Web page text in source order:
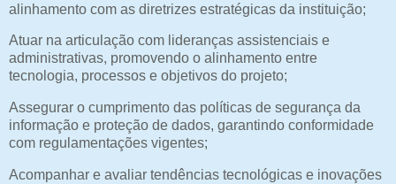
alinhamento com as diretrizes estratégicas da instituição;
Atuar na articulação com lideranças assistenciais e
administrativas, promovendo o alinhamento entre
tecnologia, processos e objetivos do projeto;
Assegurar o cumprimento das políticas de segurança da
informação e proteção de dados, garantindo conformidade
com regulamentações vigentes;
Acompanhar e avaliar tendências tecnológicas e inovações